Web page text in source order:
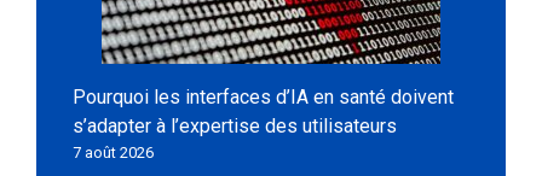
Pourquoi les interfaces d’IA en santé doivent
s’adapter à l’expertise des utilisateurs
7 août 2026